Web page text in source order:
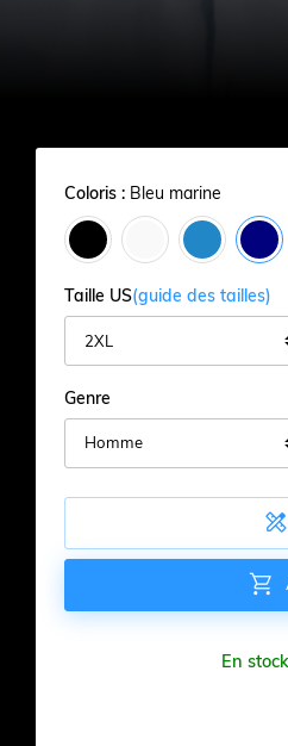
Coloris : Bleu marine
Taille US(guide des tailles)
Genre


En